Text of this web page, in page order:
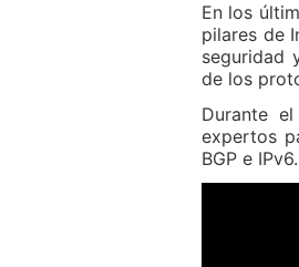
En los
pilares de
seguridad
de los
Durante
expertos
BGP e IPv6.